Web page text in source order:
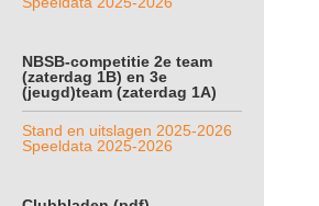
NBSB-competitie 2e team
(zaterdag 1B) en 3e
(jeugd)team (zaterdag 1A)
Stand en uitslagen 2025-2026
Speeldata 2025-2026